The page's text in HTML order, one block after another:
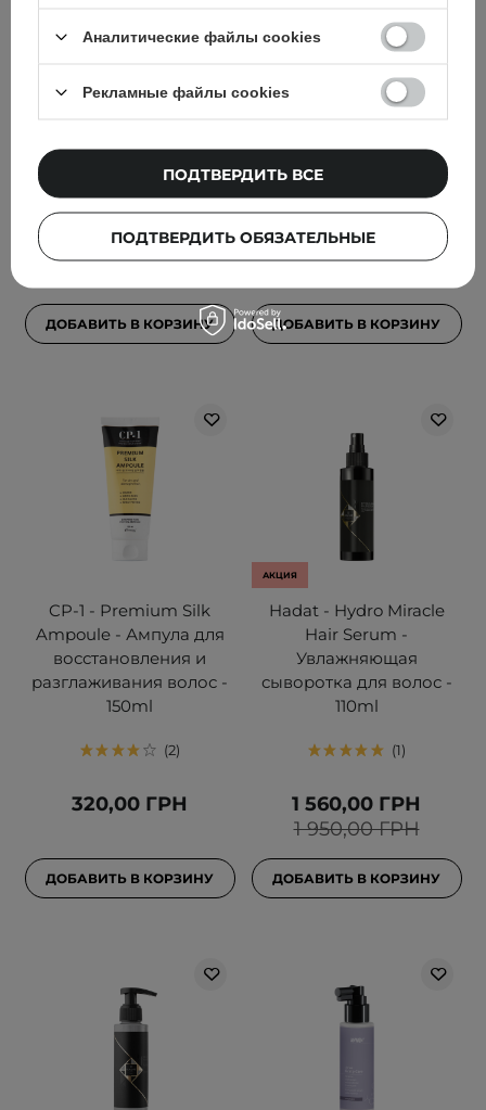
Trust My Sister -
5в1 для волос средней
пористости - 150ml
ДОБАВИТЬ В КОРЗИНУ
Trust My Sister -
5в1 для волос высокой
пористости - 150ml
ДОБАВИТЬ В КОРЗИНУ
CP-1 - Premium Silk
Ampoule - Ампула для
восстановления и
разглаживания волос -
150ml
2
320,00 ГРН
ДОБАВИТЬ В КОРЗИНУ
АКЦИЯ
Hadat - Hydro Miracle
Hair Serum -
Увлажняющая
сыворотка для волос -
110ml
1
1 950,00 ГРН
1 560,00 ГРН
ДОБАВИТЬ В КОРЗИНУ
Аналитические файлы cookies
Рекламные файлы cookies
ПОДТВЕРДИТЬ ОБЯЗАТЕЛЬНЫЕ
ПОДТВЕРДИТЬ ВСЕ